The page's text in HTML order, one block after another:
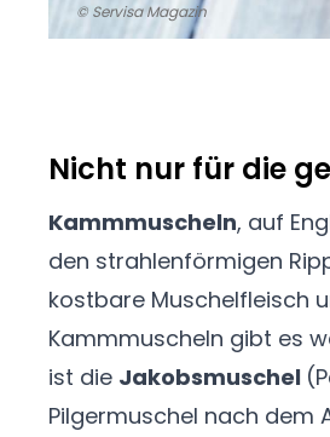
© Servisa Magazin
Nicht nur für die
Kammmuscheln, auf
den strahlenförmigen
kostbare Muschelfleisch
Kammmuscheln gibt es
ist die Jakobsmuschel
Pilgermuschel nach dem